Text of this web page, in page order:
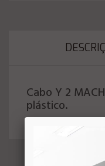
Cabo Y 2
plástico.